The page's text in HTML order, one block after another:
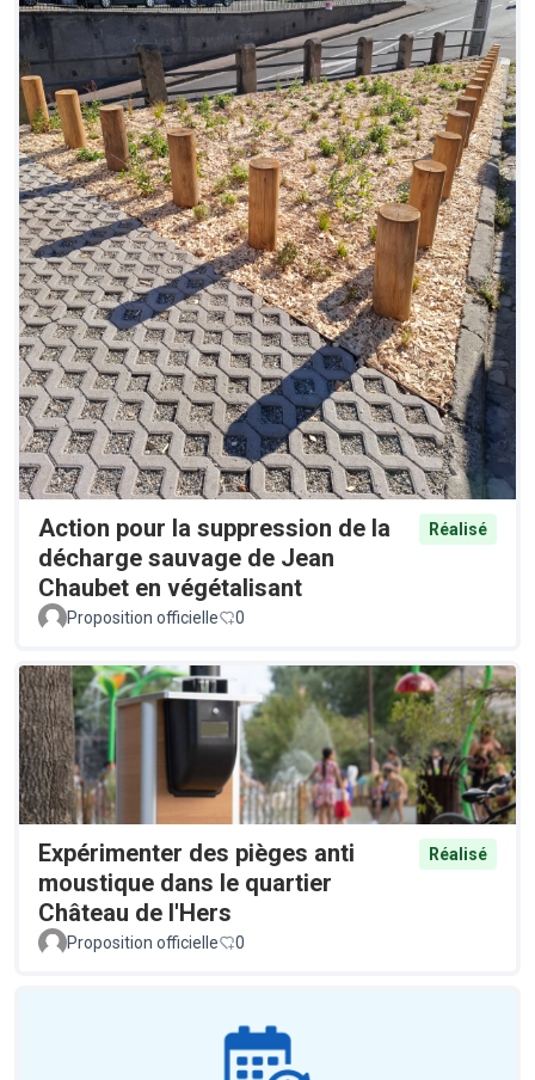
Action pour la suppression de la
décharge sauvage de Jean
Chaubet en végétalisant
Réalisé
Proposition officielle 0
Expérimenter des pièges anti
moustique dans le quartier
Château de l'Hers
Réalisé
Proposition officielle 0